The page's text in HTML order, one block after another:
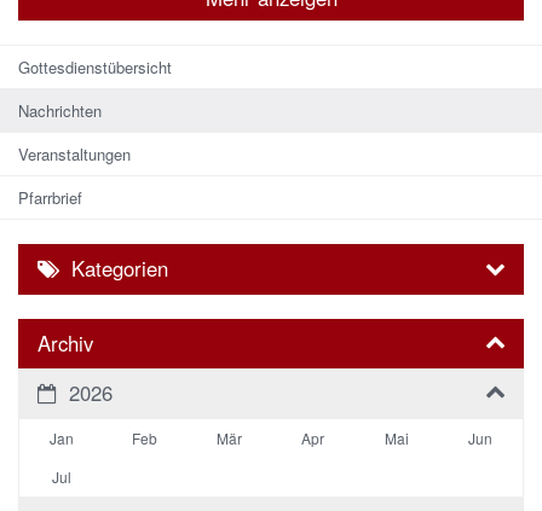
Gottesdienstübersicht
Nachrichten
Veranstaltungen
Pfarrbrief
Kategorien
Archiv
2026
Jan Feb Mär Apr Mai
Jun
Jul